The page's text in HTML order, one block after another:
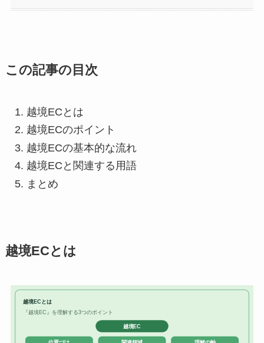
この記事の目次
越境ECとは
越境ECのポイント
越境ECの基本的な流れ
越境ECと関連する用語
まとめ
越境ECとは
越境ECとは
『越境EC』を理解する3つのポイント
越境EC